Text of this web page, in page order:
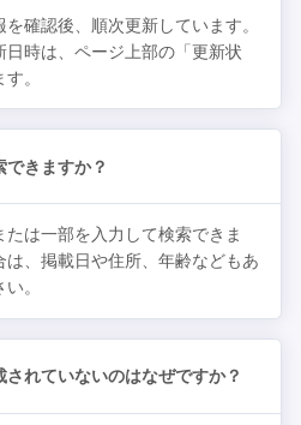
確認後、順次更新しています。
日時は、ページ上部の「更新状
。
きますか？
たは一部を入力して検索できま
は、掲載日や住所、年齢などもあ
。
れていないのはなぜですか？